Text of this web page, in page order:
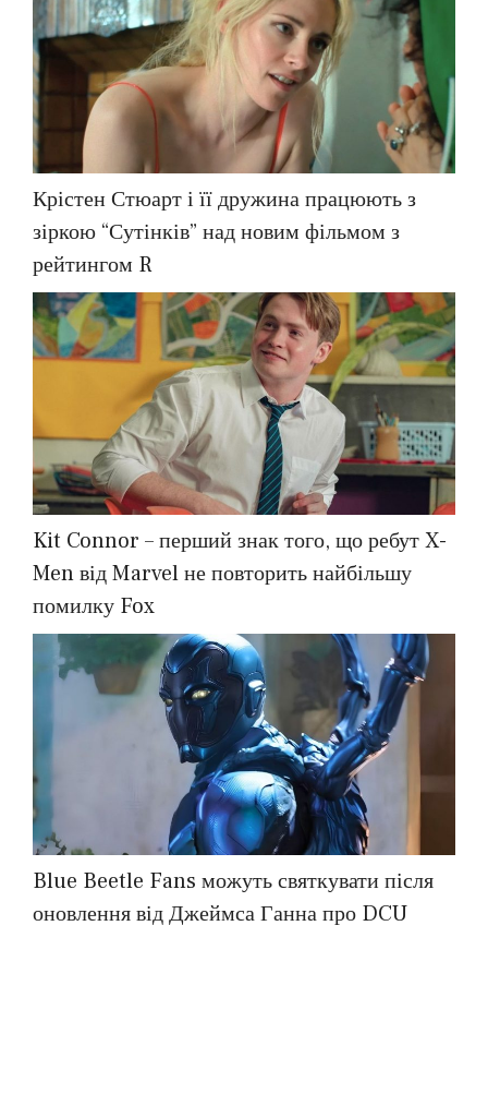
Крістен Стюарт і її дружина працюють з
зіркою “Сутінків” над новим фільмом з
рейтингом R
Kit Connor – перший знак того, що ребут X-
Men від Marvel не повторить найбільшу
помилку Fox
Blue Beetle Fans можуть святкувати після
оновлення від Джеймса Ганна про DCU